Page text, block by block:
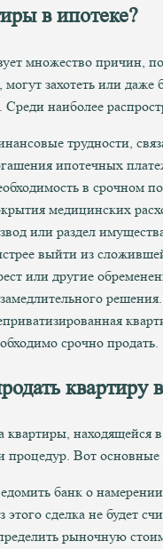
в ипотеке?
множество причин,
могут захотеть или
Среди наиболее
трудности,
ипотечных
в срочном
медицинских
или раздел
выйти из
или другие
решения.
срочно продать.
квартиру
квартиры, находящейся
процедур. Вот
банк о
этого сделка не будет
рыночную